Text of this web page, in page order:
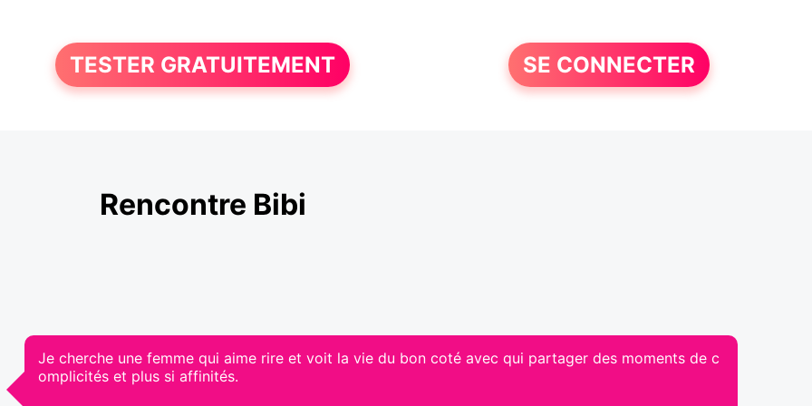
TESTER GRATUITEMENT SE CONNECTER
Rencontre Bibi
Je cherche une femme qui aime rire et voit la vie du bon coté avec qui partager des moments de c
omplicités et plus si affinités.